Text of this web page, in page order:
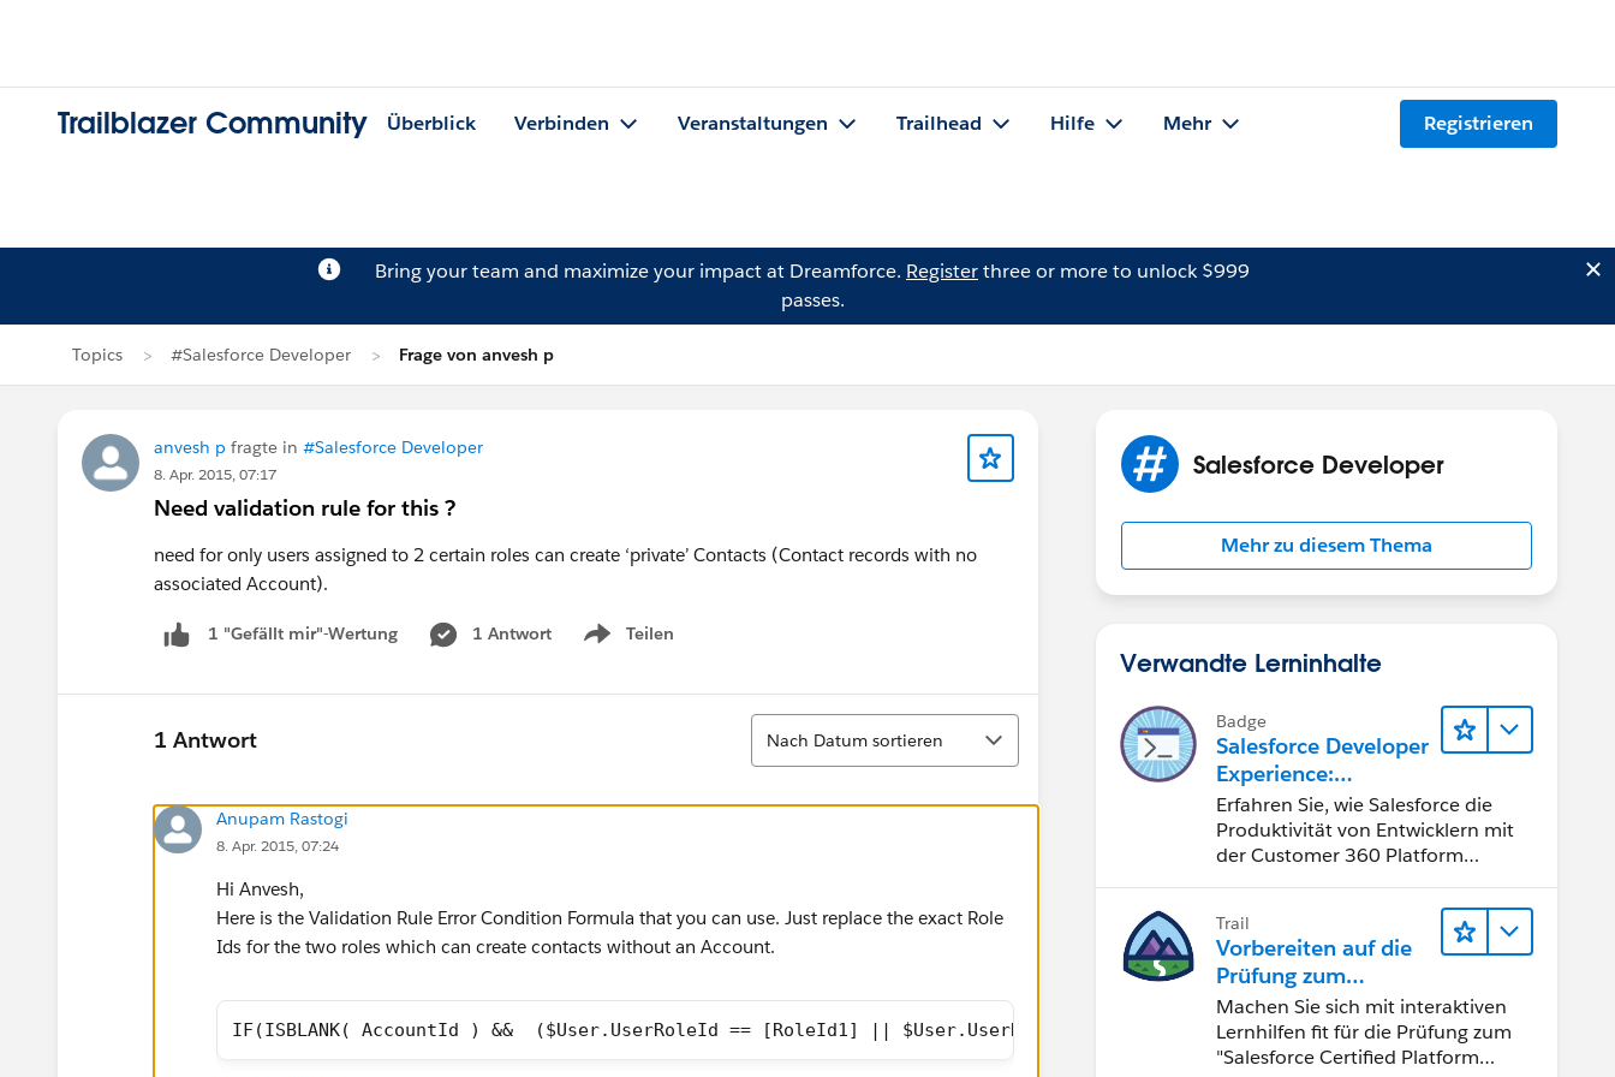
Trailblazer Community Überblick Verbinden Veranstaltungen Trailhead Hilfe Mehr Registrieren
Bring your team and maximize your impact at Dreamforce. Registerthree or more to unlock $999
passes.
Topics #Salesforce Developer Frage von anvesh p
anvesh p fragte in #Salesforce Developer
8. Apr. 2015, 07:17
Need validation rule for this ?
need for only users assigned to 2 certain roles can create ‘private’ Contacts (Contact records with no
associated Account).
1 "Gefällt mir"-Wertung 1 Antwort Teilen
Show menu
1 Antwort
Sortieren
Nach Datum sortieren
Anupam Rastogi
8. Apr. 2015, 07:24
Hi Anvesh,
Here is the Validation Rule Error Condition Formula that you can use. Just replace the exact Role
Ids for the two roles which can create contacts without an Account.
IF(ISBLANK( AccountId ) &&  ($User.UserRoleId == [RoleId1] || $User.UserRoleId == [RoleId2]), False, True)
Salesforce Developer
Mehr zu diesem Thema
Verwandte Lerninhalte
Badge
Salesforce Developer
Experience:
Schnelleinstieg
Erfahren Sie, wie Salesforce die
Produktivität von Entwicklern mit
der Customer 360 Platform
Trail
Vorbereiten auf die
Prüfung zum
"Salesforce Certified
Platform Developer"
Machen Sie sich mit interaktiven
Lernhilfen fit für die Prüfung zum
"Salesforce Certified Platform